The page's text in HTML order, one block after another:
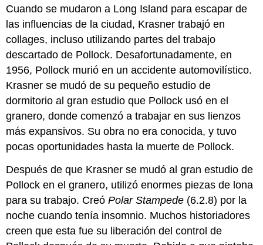
Cuando se mudaron a Long Island para escapar de
las influencias de la ciudad, Krasner trabajó en
collages, incluso utilizando partes del trabajo
descartado de Pollock. Desafortunadamente, en
1956, Pollock murió en un accidente automovilístico.
Krasner se mudó de su pequeño estudio de
dormitorio al gran estudio que Pollock usó en el
granero, donde comenzó a trabajar en sus lienzos
más expansivos. Su obra no era conocida, y tuvo
pocas oportunidades hasta la muerte de Pollock.
Después de que Krasner se mudó al gran estudio de
Pollock en el granero, utilizó enormes piezas de lona
para su trabajo. CreóPolar Stampede (6.2.8) por la
noche cuando tenía insomnio. Muchos historiadores
creen que esta fue su liberación del control de